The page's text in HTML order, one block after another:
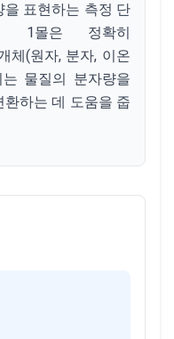
을 표현하는 측정 단
1몰은 정확히
체(원자, 분자, 이온
물질의 분자량을
하는 데 도움을 줍